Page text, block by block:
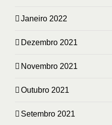
Janeiro 2022
Dezembro 2021
Novembro 2021
Outubro 2021
Setembro 2021